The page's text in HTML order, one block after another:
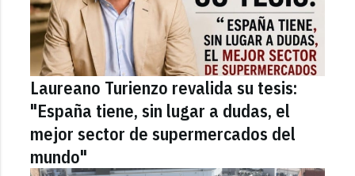
Laureano Turienzo revalida su tesis:
"España tiene, sin lugar a dudas, el
mejor sector de supermercados del
mundo"